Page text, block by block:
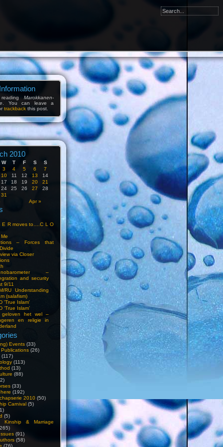
Marokkanen-
. You can leave a
trackback this post.
2010
W T F S S
Apr »
3 4 5 6
7
10
11 12 13
14
17
18 19 20
21
24
25 26 27
28
31
E R moves to….C L O
– Forces that
via Closer
–
and security
9/11
RU Understanding
(salafism)
'True Islam'
‘True Islam’
geloven het wel –
en religie in
Events (33)
(26)
(117)
(113)
(13)
(88)
(33)
(192)
2010 (50)
Carnival (5)
(5)
Kinship & Marriage
(91)
(58)
(76)